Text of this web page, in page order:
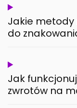
Jakie metody
do
Jak
zwrotów na